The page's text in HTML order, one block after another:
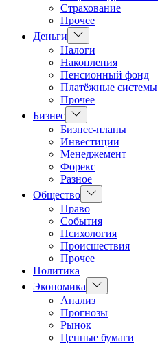
Страхование
Прочее
Деньги
Показать
подменю
Налоги
Накопления
Пенсионный фонд
Платёжные системы
Прочее
Бизнес Показать
подменю
Бизнес-планы
Инвестиции
Менеджемент
Форекс
Разное
Общество Показать
подменю
Право
События
Психология
Происшествия
Прочее
Политика
Экономика
Показать
подменю
Анализ
Прогнозы
Рынок
Ценные бумаги